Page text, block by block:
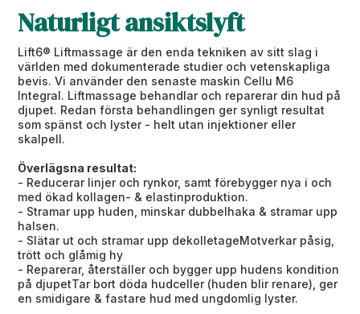
Naturligt ansiktslyft
Lift6® Liftmassage är den enda tekniken av sitt slag i
världen med dokumenterade studier och vetenskapliga
bevis. Vi använder den senaste maskin Cellu M6
Integral. Liftmassage behandlar och reparerar din hud på
djupet. Redan första behandlingen ger synligt resultat
som spänst och lyster - helt utan injektioner eller
skalpell.
Överlägsna resultat:
- Reducerar linjer och rynkor, samt förebygger nya i och
med ökad kollagen- & elastinproduktion.
- Stramar upp huden, minskar dubbelhaka & stramar upp
halsen.
- Slätar ut och stramar upp dekolletageMotverkar påsig,
trött och glåmig hy
- Reparerar, återställer och bygger upp hudens kondition
på djupetTar bort döda hudceller (huden blir renare), ger
en smidigare & fastare hud med ungdomlig lyster.